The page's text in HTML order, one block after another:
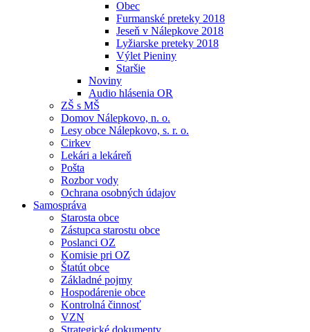
Obec
Furmanské preteky 2018
Jeseň v Nálepkove 2018
Lyžiarske preteky 2018
Výlet Pieniny
Staršie
Noviny
Audio hlásenia OR
ZŠ s MŠ
Domov Nálepkovo, n. o.
Lesy obce Nálepkovo, s. r. o.
Cirkev
Lekári a lekáreň
Pošta
Rozbor vody
Ochrana osobných údajov
Samospráva
Starosta obce
Zástupca starostu obce
Poslanci OZ
Komisie pri OZ
Štatút obce
Základné pojmy
Hospodárenie obce
Kontrolná činnosť
VZN
Strategické dokumenty